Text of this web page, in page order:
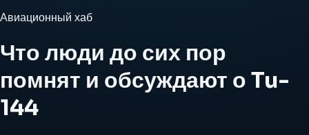
Авиационный хаб
Что люди до сих пор
помнят и обсуждают о Tu-
144